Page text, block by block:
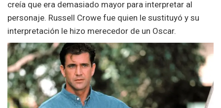
creía que era demasiado mayor para interpretar al
personaje. Russell Crowe fue quien le sustituyó y su
interpretación le hizo merecedor de un Oscar.